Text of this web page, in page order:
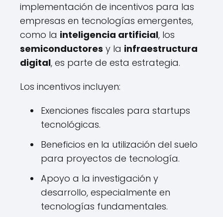
implementación de incentivos para las
empresas en tecnologías emergentes,
como la inteligencia artificial, los
semiconductores y la infraestructura
digital, es parte de esta estrategia.
Los incentivos incluyen:
Exenciones fiscales para startups
tecnológicas.
Beneficios en la utilización del suelo
para proyectos de tecnología.
Apoyo a la investigación y
desarrollo, especialmente en
tecnologías fundamentales.